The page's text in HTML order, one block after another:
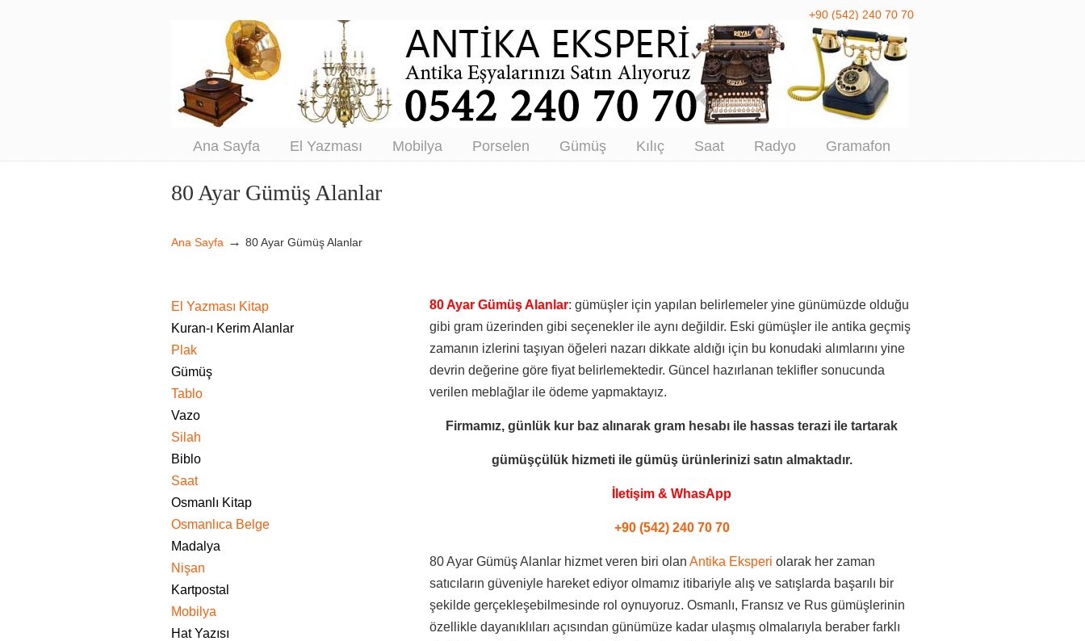
Antikacı – Antika Eşya Alanlar – Antika Alım
Satım
+90 (542) 240 70 70
Ana Sayfa El Yazması Mobilya Porselen Gümüş Kılıç Saat Radyo Gramafon
Navigation
80 Ayar Gümüş Alanlar
Ana Sayfa → 80 Ayar Gümüş Alanlar
80 Ayar Gümüş Alanlar: gümüşler için yapılan belirlemeler yine günümüzde olduğu
gibi gram üzerinden gibi seçenekler ile aynı değildir. Eski gümüşler ile antika geçmiş
zamanın izlerini taşıyan öğeleri nazarı dikkate aldığı için bu konudaki alımlarını yine
devrin değerine göre fiyat belirlemektedir. Güncel hazırlanan teklifler sonucunda
verilen meblağlar ile ödeme yapmaktayız.
Firmamız, günlük kur baz alınarak gram hesabı ile hassas terazi ile tartarak
gümüşçülük hizmeti ile gümüş ürünlerinizi satın almaktadır.
İletişim & WhasApp
+90 (542) 240 70 70
80 Ayar Gümüş Alanlar hizmet veren biri olan Antika Eksperi olarak her zaman
satıcıların güveniyle hareket ediyor olmamız itibariyle alış ve satışlarda başarılı bir
şekilde gerçekleşebilmesinde rol oynuyoruz. Osmanlı, Fransız ve Rus gümüşlerinin
özellikle dayanıklıları açısından günümüze kadar ulaşmış olmalarıyla beraber farklı
El Yazması Kitap
Kuran-ı Kerim Alanlar
Plak
Gümüş
Tablo
Vazo
Silah
Biblo
Saat
Osmanlı Kitap
Osmanlıca Belge
Madalya
Nişan
Kartpostal
Mobilya
Hat Yazısı